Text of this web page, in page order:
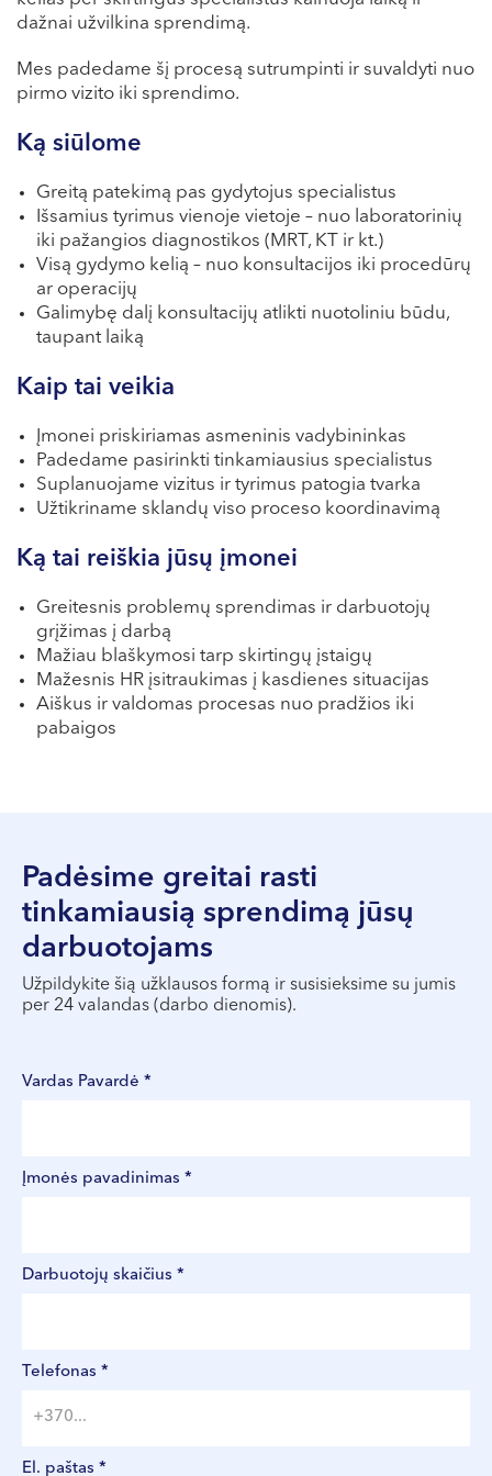
VII --
Klaipėda
Dragūnų g. 2
I-V 08:00 - 20:00
Naujoji Uosto g. 9
Darbo laikas:
I-V 08:00 - 20:00
VI 09:00 - 15:00
VII --
Darbo laikas:
I-V 08:00 - 20:00
VI, VII --
dažnai užvilkina sprendimą.
Mes padedame šį procesą sutrumpinti ir suvaldyti nuo
pirmo vizito iki sprendimo.
Ką siūlome
Greitą patekimą pas gydytojus specialistus
Išsamius tyrimus vienoje vietoje – nuo laboratorinių
iki pažangios diagnostikos (MRT, KT ir kt.)
Visą gydymo kelią – nuo konsultacijos iki procedūrų
ar operacijų
Galimybę dalį konsultacijų atlikti nuotoliniu būdu,
taupant laiką
Kaip tai veikia
Įmonei priskiriamas asmeninis vadybininkas
Padedame pasirinkti tinkamiausius specialistus
Suplanuojame vizitus ir tyrimus patogia tvarka
Užtikriname sklandų viso proceso koordinavimą
Ką tai reiškia jūsų įmonei
Greitesnis problemų sprendimas ir darbuotojų
grįžimas į darbą
Mažiau blaškymosi tarp skirtingų įstaigų
Mažesnis HR įsitraukimas į kasdienes situacijas
Aiškus ir valdomas procesas nuo pradžios iki
pabaigos
Padėsime greitai rasti
tinkamiausią sprendimą jūsų
darbuotojams
Užpildykite šią užklausos formą ir susisieksime su jumis
per 24 valandas (darbo dienomis).
Vardas Pavardė *
Įmonės pavadinimas *
Darbuotojų skaičius *
Telefonas *
El. paštas *